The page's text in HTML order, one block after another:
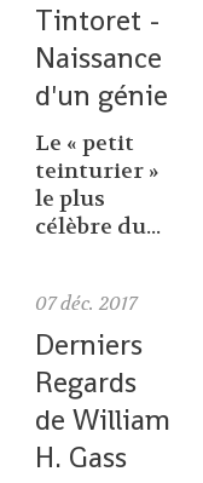
Tintoret -
Naissance
d'un génie
Le « petit
teinturier »
le plus
célèbre du...
07 déc. 2017
Derniers
Regards
de William
H. Gass